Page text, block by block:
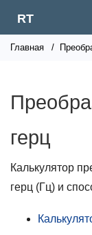
RT
Главная /
герц
Калькулятор
герц (Гц) и